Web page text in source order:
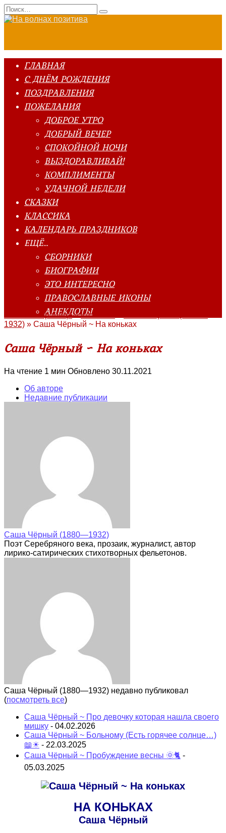
Перейти
к
Search
for:
ГЛАВНАЯ
С ДНЁМ РОЖДЕНИЯ
ПОЗДРАВЛЕНИЯ
ПОЖЕЛАНИЯ
ДОБРОЕ УТРО
ДОБРЫЙ ВЕЧЕР
СПОКОЙНОЙ НОЧИ
ВЫЗДОРАВЛИВАЙ!
КОМПЛИМЕНТЫ
УДАЧНОЙ НЕДЕЛИ
СКАЗКИ
КЛАССИКА
КАЛЕНДАРЬ ПРАЗДНИКОВ
ЕЩЁ…
СБОРНИКИ
БИОГРАФИИ
ЭТО ИНТЕРЕСНО
ПРАВОСЛАВНЫЕ ИКОНЫ
АНЕКДОТЫ
Главная страница»Классика
1932) » Саша Чёрный ~ На коньках
Саша Чёрный ~ На коньках
На чтение 1 мин Обновлено 30.11.2021
Об авторе
Недавние публикации
Саша Чёрный (1880—1932)
Поэт Серебряного века, прозаик, журналист, автор
лирико-сатирических стихотворных фельетонов.
Саша Чёрный (1880—1932) недавно публиковал
(посмотреть все)
Саша Чёрный ~ Про девочку которая нашла своего
мишку - 04.02.2026
Саша Чёрный ~ Больному (Есть горячее солнце…)
📖☀ - 22.03.2025
Саша Чёрный ~ Пробуждение весны 🌞🐈 -
05.03.2025
НА КОНЬКАХ
Саша Чёрный